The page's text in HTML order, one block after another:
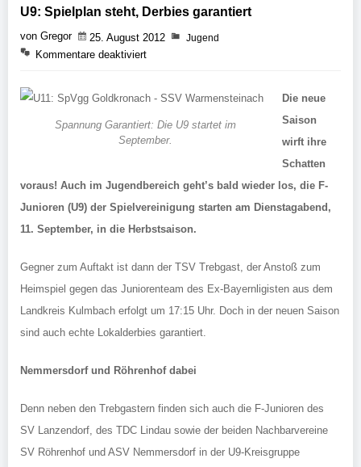
U9: Spielplan steht, Derbies garantiert
von Gregor 25. August 2012 Jugend
Kommentare deaktiviert
Spannung Garantiert: Die U9 startet im
September.
Die neue
Saison
wirft ihre
Schatten
voraus! Auch im Jugendbereich geht’s bald wieder los, die F-
Junioren (U9) der Spielvereinigung starten am Dienstagabend,
11. September, in die Herbstsaison.
Gegner zum Auftakt ist dann der TSV Trebgast, der Anstoß zum
Heimspiel gegen das Juniorenteam des Ex-Bayernligisten aus dem
Landkreis Kulmbach erfolgt um 17:15 Uhr. Doch in der neuen Saison
sind auch echte Lokalderbies garantiert.
Nemmersdorf und Röhrenhof dabei
Denn neben den Trebgastern finden sich auch die F-Junioren des
SV Lanzendorf, des TDC Lindau sowie der beiden Nachbarvereine
SV Röhrenhof und ASV Nemmersdorf in der U9-Kreisgruppe